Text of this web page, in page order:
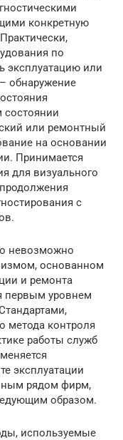
конкретную
по
эксплуатацию или
обнаружение
состоянии
или ремонтный
на основании
Принимается
для визуального
с
невозможно
основанном
и ремонта
первым уровнем
метода контроля
работы служб
эксплуатации
рядом фирм,
образом.
используемые